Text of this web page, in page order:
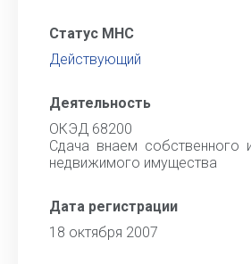
Статус МНС
Действующий
Деятельность
ОКЭД 68200
Сдача внаем собственного
недвижимого имущества
Дата регистрации
18 октября 2007